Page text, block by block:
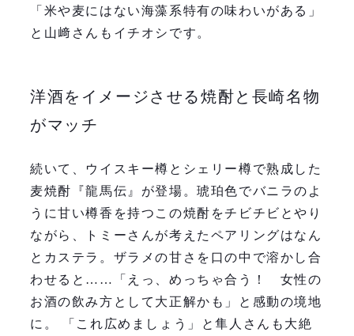
「米や麦にはない海藻系特有の味わいがある」
と山﨑さんもイチオシです。
洋酒をイメージさせる焼酎と長崎名物
がマッチ
続いて、ウイスキー樽とシェリー樽で熟成した
麦焼酎『龍馬伝』が登場。琥珀色でバニラのよ
うに甘い樽香を持つこの焼酎をチビチビとやり
ながら、トミーさんが考えたペアリングはなん
とカステラ。ザラメの甘さを口の中で溶かし合
わせると……「えっ、めっちゃ合う！ 女性の
お酒の飲み方として大正解かも」と感動の境地
に。 「これ広めましょう」と隼人さんも大絶